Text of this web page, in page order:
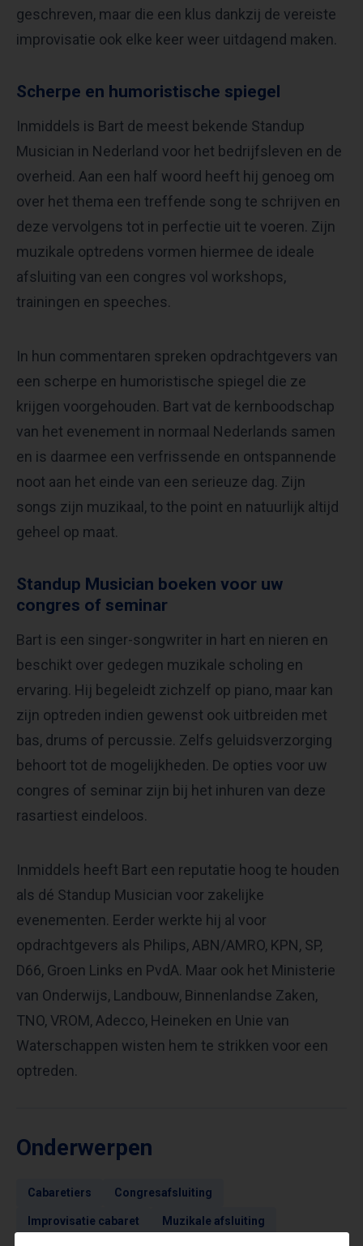
geschreven, maar die een klus dankzij de vereiste
improvisatie ook elke keer weer uitdagend maken.
Scherpe en humoristische spiegel
Inmiddels is Bart de meest bekende Standup
Musician in Nederland voor het bedrijfsleven en de
overheid. Aan een half woord heeft hij genoeg om
over het thema een treffende song te schrijven en
deze vervolgens tot in perfectie uit te voeren. Zijn
muzikale optredens vormen hiermee de ideale
afsluiting van een congres vol workshops,
trainingen en speeches.
In hun commentaren spreken opdrachtgevers van
een scherpe en humoristische spiegel die ze
krijgen voorgehouden. Bart vat de kernboodschap
van het evenement in normaal Nederlands samen
en is daarmee een verfrissende en ontspannende
noot aan het einde van een serieuze dag. Zijn
songs zijn muzikaal, to the point en natuurlijk altijd
geheel op maat.
Standup Musician boeken voor uw
congres of seminar
Bart is een singer-songwriter in hart en nieren en
beschikt over gedegen muzikale scholing en
ervaring. Hij begeleidt zichzelf op piano, maar kan
zijn optreden indien gewenst ook uitbreiden met
bas, drums of percussie. Zelfs geluidsverzorging
behoort tot de mogelijkheden. De opties voor uw
congres of seminar zijn bij het inhuren van deze
rasartiest eindeloos.
Inmiddels heeft Bart een reputatie hoog te houden
als dé Standup Musician voor zakelijke
evenementen. Eerder werkte hij al voor
opdrachtgevers als Philips, ABN/AMRO, KPN, SP,
D66, Groen Links en PvdA. Maar ook het Ministerie
van Onderwijs, Landbouw, Binnenlandse Zaken,
TNO, VROM, Adecco, Heineken en Unie van
Waterschappen wisten hem te strikken voor een
optreden.
Onderwerpen
Cabaretiers Congresafsluiting
Improvisatie cabaret Muzikale afsluiting